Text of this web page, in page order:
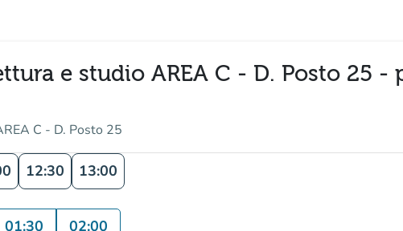
e studio AREA C - D. Posto 25 -
C - D. Posto 25
12:30 13:00
01:30 02:00